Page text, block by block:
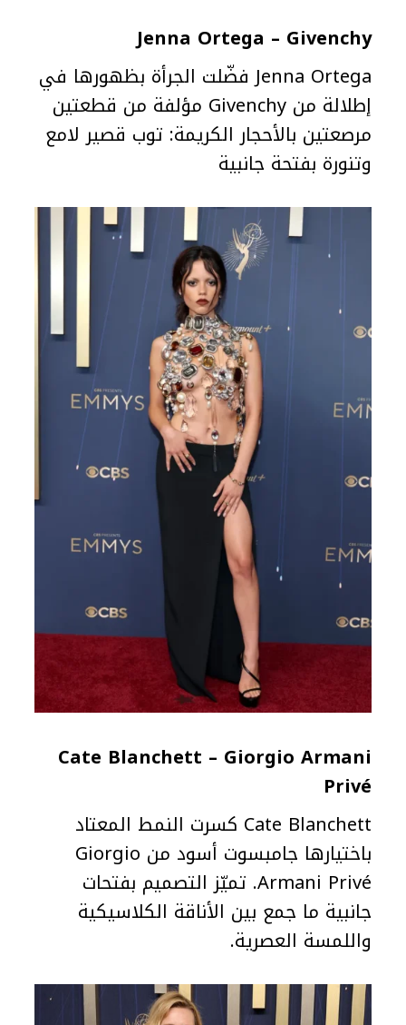
Jenna Ortega – Givenchy
Jenna Ortega فضّلت الجرأة بظهورها في
إطلالة من Givenchy مؤلفة من قطعتين
مرصعتين بالأحجار الكريمة: توب قصير لامع
وتنورة بفتحة جانبية
Cate Blanchett – Giorgio Armani
Privé
Cate Blanchett كسرت النمط المعتاد
باختيارها جامبسوت أسود من Giorgio
Armani Privé. تميّز التصميم بفتحات
جانبية ما جمع بين الأناقة الكلاسيكية
واللمسة العصرية.